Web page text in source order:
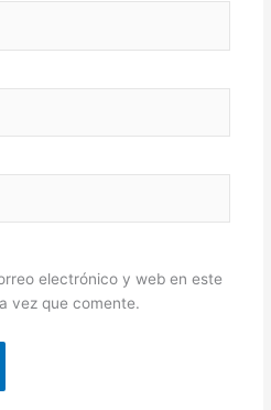
electrónico y web en este
vez que comente.